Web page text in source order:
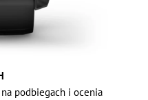
podbiegach i ocenia